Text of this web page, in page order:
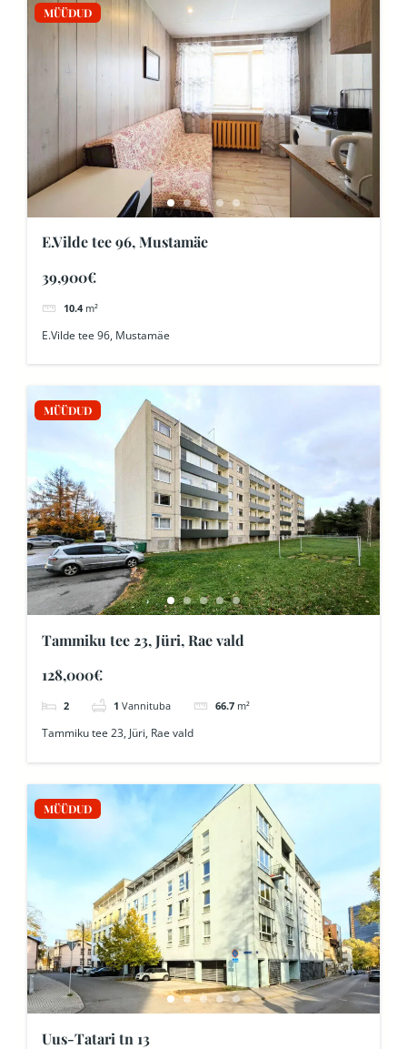
MÜÜDUD
E.Vilde tee 96, Mustamäe
39,900€
10.4 m²
E.Vilde tee 96, Mustamäe
MÜÜDUD
Tammiku tee 23, Jüri, Rae vald
128,000€
2 1 Vannituba 66.7 m²
Tammiku tee 23, Jüri, Rae vald
MÜÜDUD
Uus-Tatari tn 13